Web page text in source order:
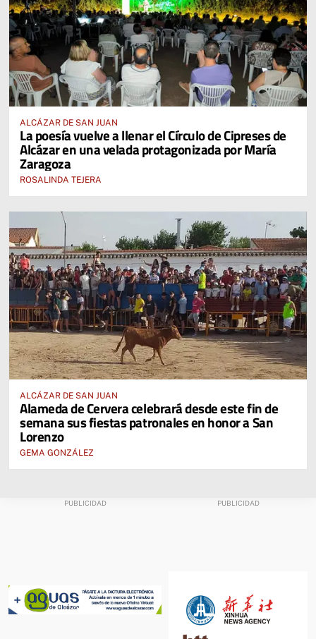
ALCÁZAR DE SAN JUAN
La poesía vuelve a llenar el Círculo de Cipreses de
Alcázar en una velada protagonizada por María
Zaragoza
ROSALINDA TEJERA
ALCÁZAR DE SAN JUAN
Alameda de Cervera celebrará desde este fin de
semana sus fiestas patronales en honor a San
Lorenzo
GEMA GONZÁLEZ